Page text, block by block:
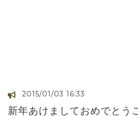
2015/01/03 16:33
新年あけましておめでとう